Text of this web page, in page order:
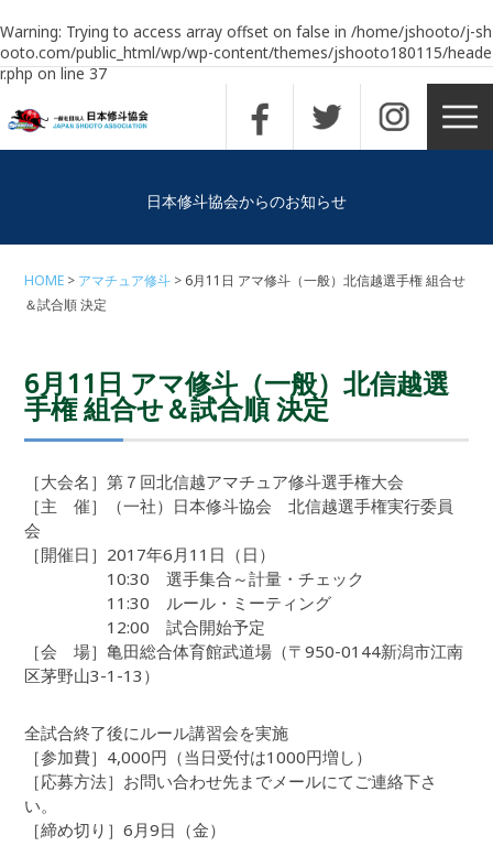
Warning: Trying to access array offset on false in /home/jshooto/j-sh
ooto.com/public_html/wp/wp-content/themes/jshooto180115/heade
r.phpon line37
日本修斗協会からのお知らせ
HOME アマチュア修斗
6月11日 アマ修斗（一般）北信越選手権 組合せ
＆試合順 決定
6月11日 アマ修斗（一般）北信越選
手権 組合せ＆試合順 決定
［大会名］第７回北信越アマチュア修斗選手権大会
［主 催］（一社）日本修斗協会 北信越選手権実行委員
会
［開催日］2017年6月11日（日）
10:30 選手集合～計量・チェック
11:30 ルール・ミーティング
12:00 試合開始予定
［会 場］亀田総合体育館武道場（〒950-0144新潟市江南
区茅野山3-1-13）
全試合終了後にルール講習会を実施
［参加費］4,000円（当日受付は1000円増し）
［応募方法］お問い合わせ先までメールにてご連絡下さ
い。
［締め切り］6月9日（金）